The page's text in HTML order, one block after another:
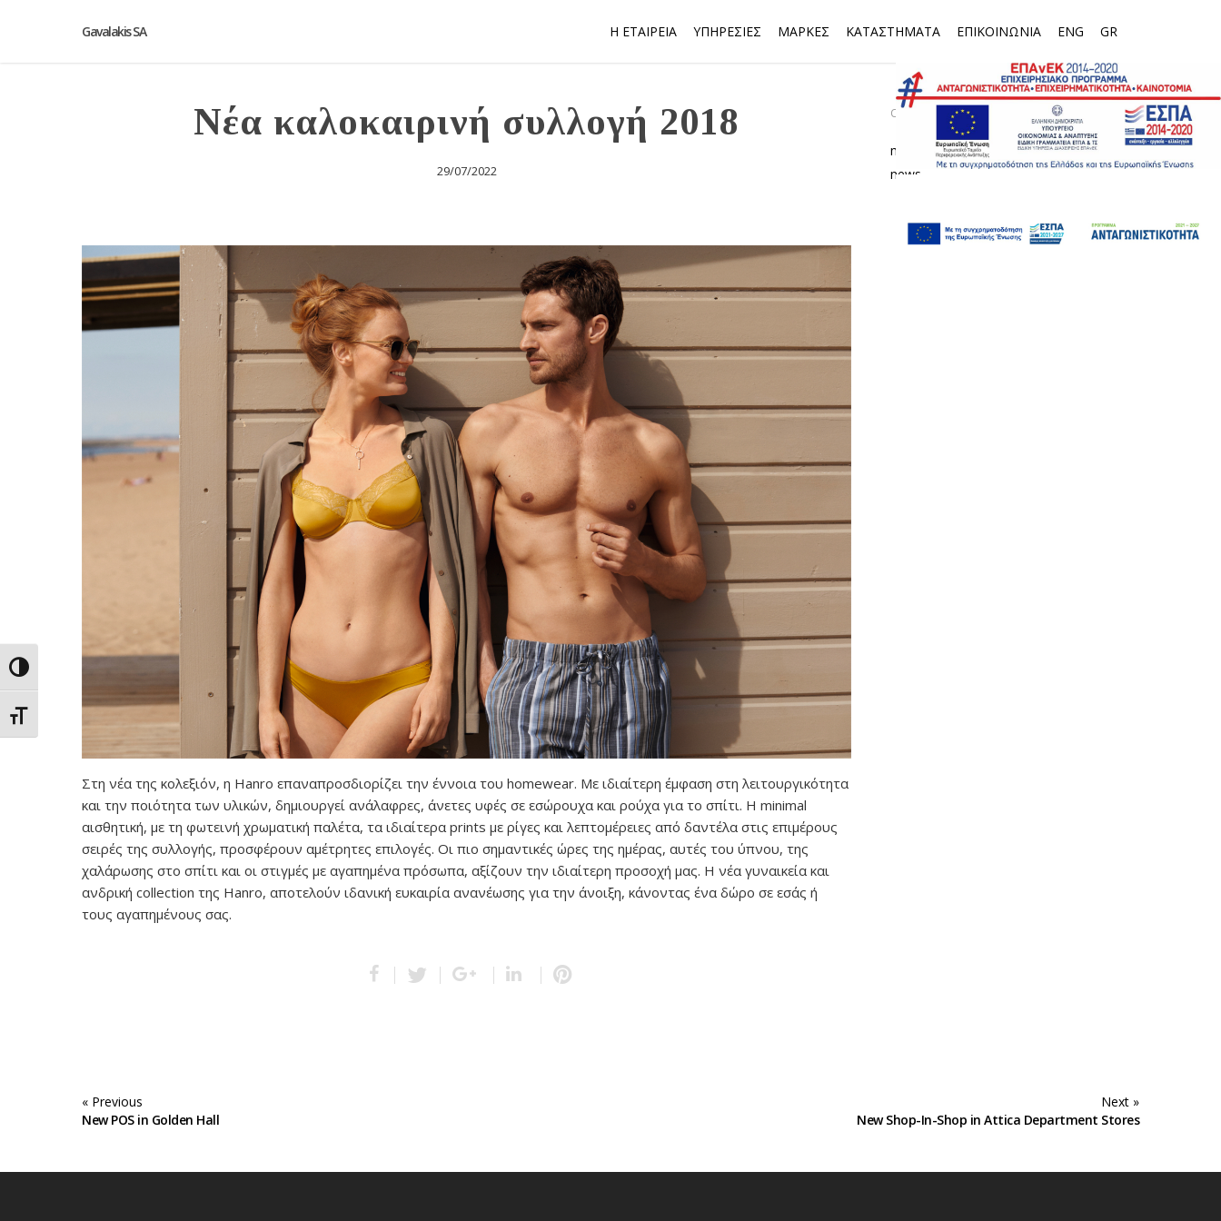
Εναλλαγή Υψηλής Αντίθεσης
Εναλλαγή Μεγέθους Γραμμάτων
Gavalakis SA Η ΕΤΑΙΡΕΙΑ ΥΠΗΡΕΣΙΕΣ ΜΑΡΚΕΣ ΚΑΤΑΣΤΗΜΑΤΑ ΕΠΙΚΟΙΝΩΝΙΑ ENG GR
Νέα καλοκαιρινή συλλογή 2018
29/07/2022
Στη νέα της κολεξιόν, η Hanro επαναπροσδιορίζει την έννοια του homewear. Με ιδιαίτερη έμφαση στη λειτουργικότητα
και την ποιότητα των υλικών, δημιουργεί ανάλαφρες, άνετες υφές σε εσώρουχα και ρούχα για το σπίτι. H minimal
αισθητική, με τη φωτεινή χρωματική παλέτα, τα ιδιαίτερα prints με ρίγες και λεπτομέρειες από δαντέλα στις επιμέρους
σειρές της συλλογής, προσφέρουν αμέτρητες επιλογές. Οι πιο σημαντικές ώρες της ημέρας, αυτές του ύπνου, της
χαλάρωσης στο σπίτι και οι στιγμές με αγαπημένα πρόσωπα, αξίζουν την ιδιαίτερη προσοχή μας. Η νέα γυναικεία και
ανδρική collection της Hanro, αποτελούν ιδανική ευκαιρία ανανέωσης για την άνοιξη, κάνοντας ένα δώρο σε εσάς ή
τους αγαπημένους σας.
CATEGORIES
media
news
« Previous
New POS in Golden Hall
Next »
New Shop-In-Shop in Attica Department Stores